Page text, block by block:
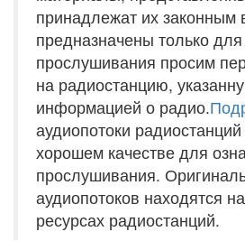
принадлежат их законным
предназначены только
прослушивания просим
на радиостанцию,
информацией о радио.
аудиопотоки
хорошем качестве для
прослушивания.
аудиопотоков находятся
ресурсах радиостанций.